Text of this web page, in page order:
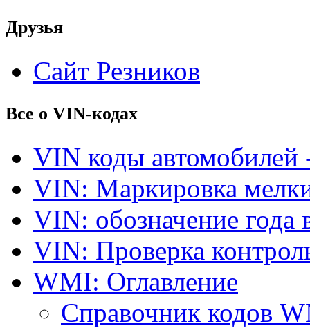
Друзья
Сайт Резников
Все о VIN-кодах
VIN коды автомобилей
VIN: Маркировка
VIN: обозначение года
VIN: Проверка
WMI: Оглавление
Справочник кодов